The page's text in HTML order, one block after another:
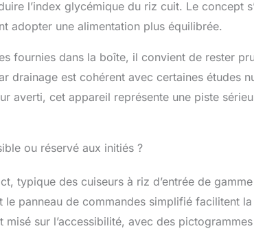
l’index glycémique du riz cuit. Le concept
adopter une alimentation plus équilibrée.
fournies dans la boîte, il convient de rester
drainage est cohérent avec certaines études
averti, cet appareil représente une piste
ou réservé aux initiés ?
typique des cuiseurs à riz d’entrée de
panneau de commandes simplifié facilitent
misé sur l’accessibilité, avec des